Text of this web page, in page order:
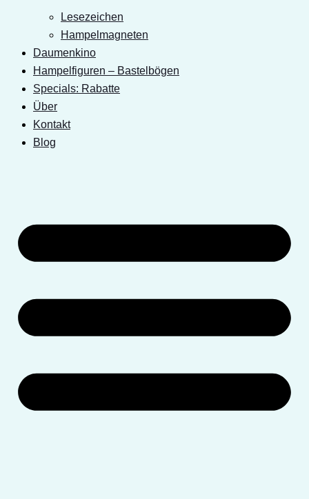
Lesezeichen
Hampelmagneten
Daumenkino
Hampelfiguren – Bastelbögen
Specials: Rabatte
Über
Kontakt
Blog